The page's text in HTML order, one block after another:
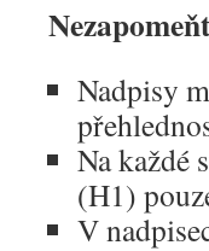
Nadpisy
Na každé
(H1)
V